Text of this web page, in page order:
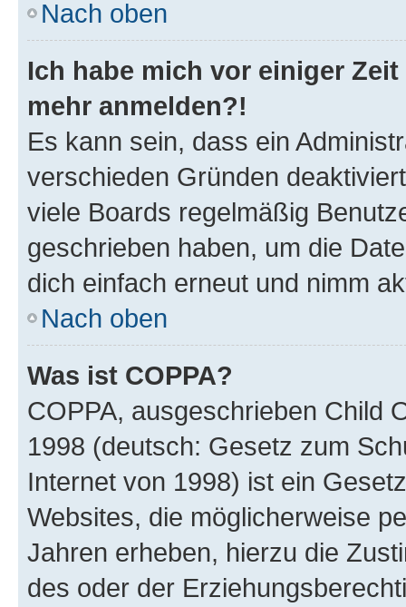
Nach oben
Ich habe mich vor einiger
mehr anmelden?!
Es kann sein, dass ein
verschieden Gründen
viele Boards regelmäßig
geschrieben haben, um die
dich einfach erneut und nimm
Nach oben
Was ist COPPA?
COPPA, ausgeschrieben Child
1998 (deutsch: Gesetz zum
Internet von 1998) ist ein
Websites, die möglicherweise
Jahren erheben, hierzu die
des oder der